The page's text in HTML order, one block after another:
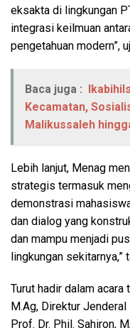
eksakta di lingkungan
integrasi keilmuan
pengetahuan modern”,
Baca juga :
Kecamatan,
Malikussaleh
Lebih lanjut, Menag
strategis termasuk
demonstrasi
dan dialog yang
dan mampu menjadi
lingkungan sekitarnya,”
Turut hadir dalam
M.Ag, Direktur
Prof. Dr. Phil. Sahiron,